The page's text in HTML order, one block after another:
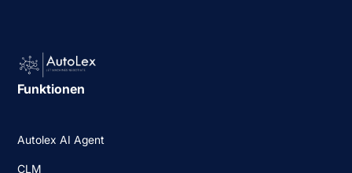
Funktionen
Autolex AI Agent
CLM